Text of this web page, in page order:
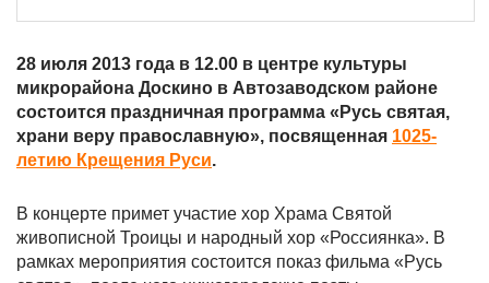
28 июля 2013 года в 12.00 в центре культуры
микрорайона Доскино в Автозаводском районе
состоится праздничная программа «Русь святая,
храни веру православную», посвященная 1025-
летию Крещения Руси.
В концерте примет участие хор Храма Святой
живописной Троицы и народный хор «Россиянка». В
рамках мероприятия состоится показ фильма «Русь